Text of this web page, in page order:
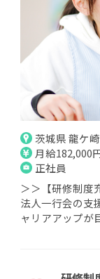
茨城県 龍ケ
月給182,000
正社員
＞＞【研修制度
法人一行会の支
ャリアアップが